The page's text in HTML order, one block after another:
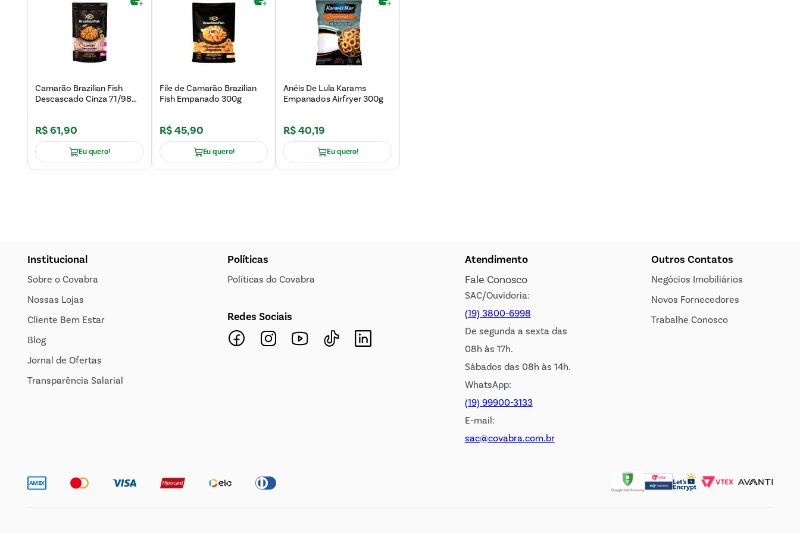
Camarão Brazilian Fish
Descascado Cinza 71/98
R$61,90
Eu quero!
File de Camarão Brazilian
Fish Empanado 300g
R$45,90
Eu quero!
Anéis De Lula Karams
Empanados Airfryer 300g
R$40,19
Eu quero!
Institucional
Sobre o Covabra
Nossas Lojas
Cliente Bem Estar
Blog
Jornal de Ofertas
Transparência Salarial
Políticas
Políticas do Covabra
Redes Sociais
Atendimento
Fale Conosco
SAC/Ouvidoria:
(19) 3800-6998
De segunda a sexta das
08h às 17h.
Sábados das 08h às 14h.
WhatsApp:
(19) 99900-3133
E-mail:
sac@covabra.com.br
Outros Contatos
Negócios Imobiliários
Novos Fornecedores
Trabalhe Conosco